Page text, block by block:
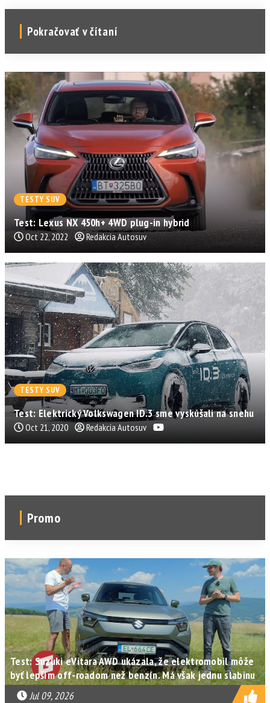
Pokračovať v čítaní
TESTY SUV
Test: Lexus NX 450h+ 4WD plug-in hybrid
Oct 22, 2022 Redakcia Autosuv
TESTY SUV
Test: Elektrický Volkswagen ID.3 sme vyskúšali na snehu
Oct 21, 2020 Redakcia Autosuv
Promo
Test: Suzuki eVitara AWD ukázala, že elektromobil môže
byť lepším off-roadom než benzín. Má však jednu slabinu
Jul 09, 2026